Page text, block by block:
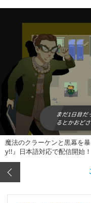
魔法のクラーケンと黒幕を
y!!』日本語対応で配信開始！